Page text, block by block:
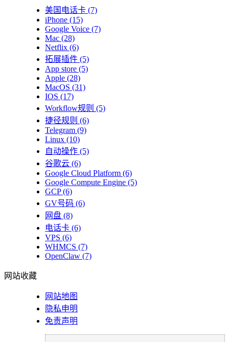
美国电话卡 (7)
iPhone (15)
Google Voice (7)
Mac (28)
Netflix (6)
拓展插件 (5)
App store (5)
Apple (28)
MacOS (31)
IOS (17)
Workflow规则 (5)
捷径规则 (6)
Telegram (9)
Linux (10)
自动操作 (5)
谷歌云 (6)
Google Cloud Platform (6)
Google Compute Engine (5)
GCP(6)
GV号码 (6)
网盘 (8)
电话卡 (6)
VPS (6)
WHMCS (7)
OpenClaw (7)
网站收藏
网站地图
隐私申明
免责声明